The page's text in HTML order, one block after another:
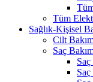
Tüm
Sağlık-Kişisel
Cilt
Saç